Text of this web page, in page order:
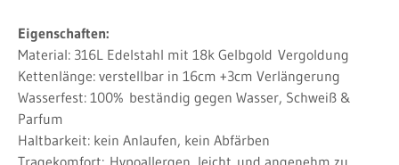
Eigenschaften:
Material: 316L Edelstahl mit 18k Gelbgold Vergoldung
Kettenlänge: verstellbar in 16cm +3cm Verlängerung
Wasserfest: 100% beständig gegen Wasser, Schweiß &
Parfum
Haltbarkeit: kein Anlaufen, kein Abfärben
Tragekomfort: Hypoallergen, leicht und angenehm zu